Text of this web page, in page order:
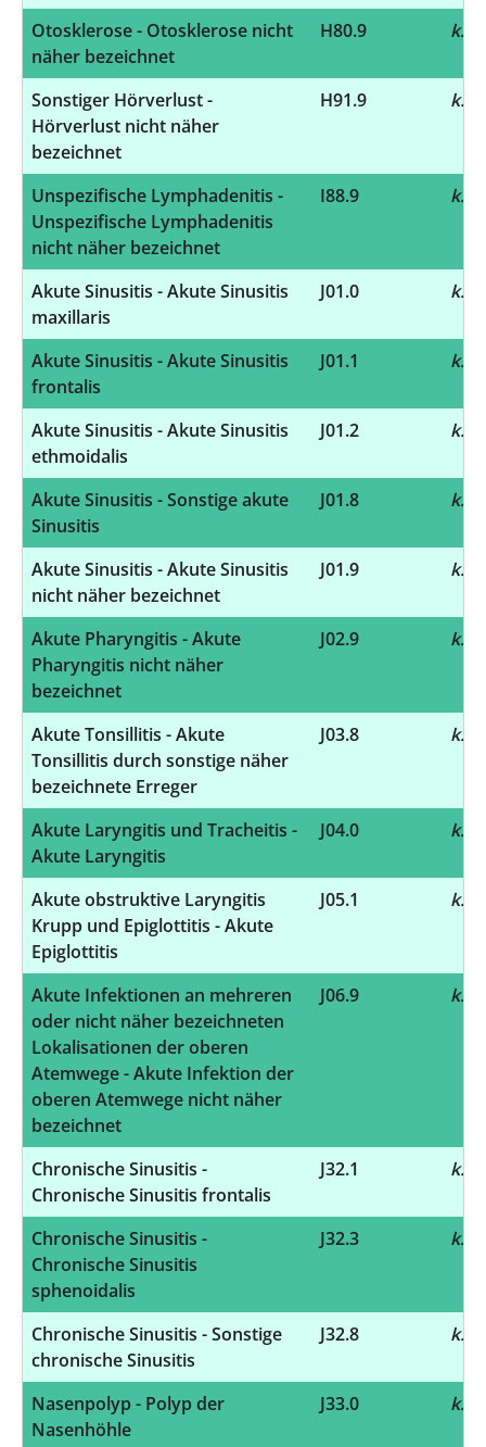
Otosklerose - Otosklerose nicht
näher bezeichnet
H80.9 k.A.
Sonstiger Hörverlust -
Hörverlust nicht näher
bezeichnet
H91.9 k.A.
Unspezifische Lymphadenitis -
Unspezifische Lymphadenitis
nicht näher bezeichnet
I88.9 k.A.
Akute Sinusitis - Akute Sinusitis
maxillaris
J01.0 k.A.
Akute Sinusitis - Akute Sinusitis
frontalis
J01.1 k.A.
Akute Sinusitis - Akute Sinusitis
ethmoidalis
J01.2 k.A.
Akute Sinusitis - Sonstige akute
Sinusitis
J01.8 k.A.
Akute Sinusitis - Akute Sinusitis
nicht näher bezeichnet
J01.9 k.A.
Akute Pharyngitis - Akute
Pharyngitis nicht näher
bezeichnet
J02.9 k.A.
Akute Tonsillitis - Akute
Tonsillitis durch sonstige näher
bezeichnete Erreger
J03.8 k.A.
Akute Laryngitis und Tracheitis -
Akute Laryngitis
J04.0 k.A.
Akute obstruktive Laryngitis
Krupp und Epiglottitis - Akute
Epiglottitis
J05.1 k.A.
Akute Infektionen an mehreren
oder nicht näher bezeichneten
Lokalisationen der oberen
Atemwege - Akute Infektion der
oberen Atemwege nicht näher
bezeichnet
J06.9 k.A.
Chronische Sinusitis -
Chronische Sinusitis frontalis
J32.1 k.A.
Chronische Sinusitis -
Chronische Sinusitis
sphenoidalis
J32.3 k.A.
Chronische Sinusitis - Sonstige
chronische Sinusitis
J32.8 k.A.
Nasenpolyp - Polyp der
Nasenhöhle
J33.0 k.A.